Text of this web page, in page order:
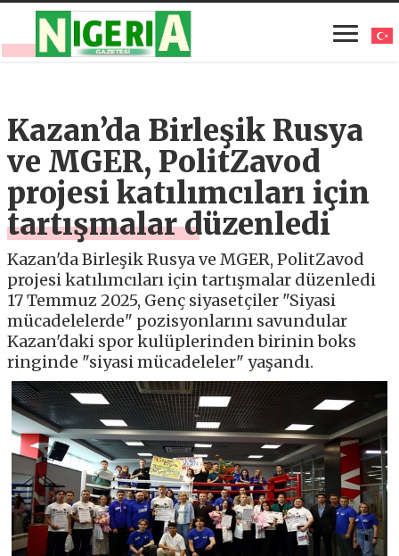
Kazan’da Birleşik Rusya
ve MGER, PolitZavod
projesi katılımcıları için
tartışmalar düzenledi
Kazan'da Birleşik Rusya ve MGER, PolitZavod
projesi katılımcıları için tartışmalar düzenledi
17 Temmuz 2025, Genç siyasetçiler "Siyasi
mücadelelerde" pozisyonlarını savundular
Kazan'daki spor kulüplerinden birinin boks
ringinde "siyasi mücadeleler" yaşandı.